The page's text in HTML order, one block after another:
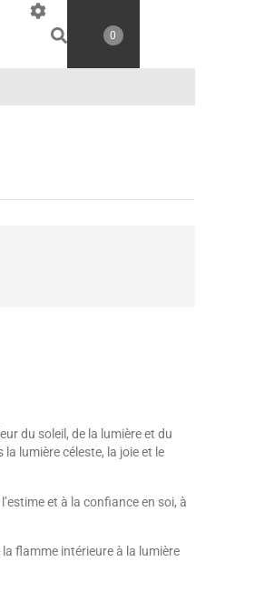
0
du soleil, de la lumière et du
la lumière céleste, la joie et le
et à la confiance en soi, à
la flamme intérieure à la lumière